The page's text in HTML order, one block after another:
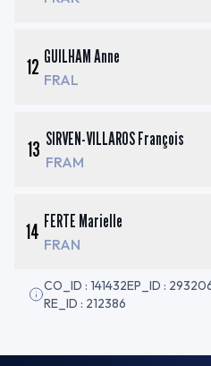
12 GUILHAM Anne
FRAL
13 SIRVEN-VILLAROS François
FRAM
14 FERTE Marielle
FRAN
CO_ID : 141432EP_ID :
RE_ID : 212386